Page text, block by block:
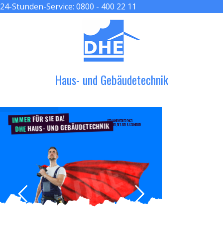
24-Stunden-Service: 0800 - 400 22 11
Haus- und Gebäudetechnik
IMMERFÜR SIE DA!
DHEHAUS- UND GEBÄUDETECHNIK
DER HANDWERKER ENGEL
GRÖßER, BESSER & SCHNELLER